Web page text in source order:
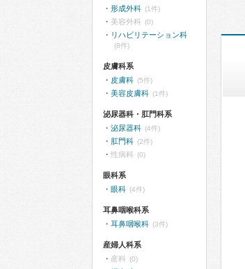
形成外科 (1件)
美容外科 (0)
リハビリテーション科
(8件)
皮膚科系
皮膚科 (5件)
美容皮膚科 (1件)
泌尿器科・肛門科系
泌尿器科 (4件)
肛門科 (2件)
性病科 (0)
眼科系
眼科 (4件)
耳鼻咽喉科系
耳鼻咽喉科 (3件)
産婦人科系
産科 (0)